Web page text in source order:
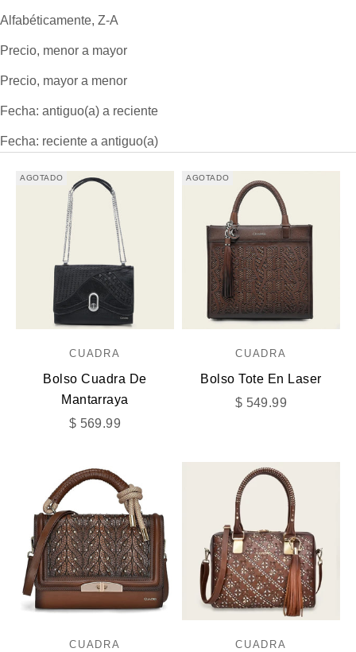
Alfabéticamente, Z-A
Precio, menor a mayor
Precio, mayor a menor
Fecha: antiguo(a) a reciente
Fecha: reciente a antiguo(a)
AGOTADO
CUADRA
Bolso Cuadra De
Mantarraya
Precio de oferta
$ 569.99
AGOTADO
CUADRA
Bolso Tote En Laser
Precio de oferta
$ 549.99
CUADRA CUADRA